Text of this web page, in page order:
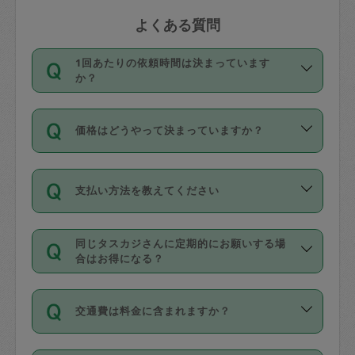
よくある質問
1回あたりの依頼時間は決まっています
か？
依頼1回につき3時間固定です。3時間を
超えて依頼したい場合は、延長機能をご
利用ください。機能をご利用いただくに
の上事前申請することが必要です。な
お、3時間を下回っても、値引き等はござ
いません。
価格はどうやって決まっていますか？
11種類の価格帯の中からタスカジさん自
身が価格を選んで設定しています。
タスカジさんの価格設定には最初は制限
があり、レビュー件数、レビューの平均
値、などで除々に設定可能な最高額が上
がっていく仕組みになっています。
支払い方法を教えてください
お支払方法はクレジットカード（Visa／
Master／JCB／AMERICAN EXPRESS／
Diners Club）のみとなります。
を行う際にご入力ください。プロフィー
ル登録時にはご入力いただかなくても大
同じタスカジさんに定期的にお願いする場
合はお得になる？
依頼には「スポット」と「定期（毎週｜
隔週）」があり、「定期」の依頼は「ス
ポット」よりお得な料金でご利用できま
交通費は料金に含まれますか？